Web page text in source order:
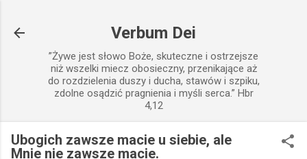
Verbum Dei
”Żywe jest słowo Boże, skuteczne i ostrzejsze
niż wszelki miecz obosieczny, przenikające aż
do rozdzielenia duszy i ducha, stawów i szpiku,
zdolne osądzić pragnienia i myśli serca.” Hbr
4,12
Ubogich zawsze macie u siebie, ale
Mnie nie zawsze macie.